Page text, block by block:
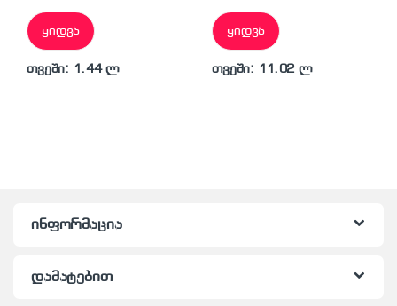
ყიდვა
თვეში: 1.44 ლ
ყიდვა
თვეში: 11.02 ლ
ინფორმაცია
დამატებით